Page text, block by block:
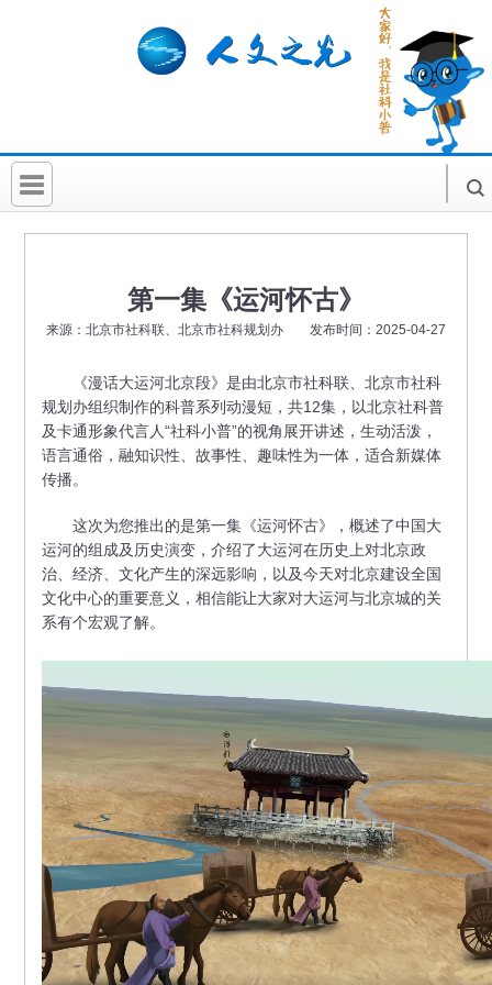
首 页
人文北京
社科讲堂
科普活动
第一集《运河怀古》
来源：北京市社科联、北京市社科规划办 发布时间：2025-04-27
《漫话大运河北京段》是由北京市社科联、北京市社科
规划办组织制作的科普系列动漫短，共12集，以北京社科普
及卡通形象代言人“社科小普”的视角展开讲述，生动活泼，
语言通俗，融知识性、故事性、趣味性为一体，适合新媒体
传播。
这次为您推出的是第一集《运河怀古》，概述了中国大
运河的组成及历史演变，介绍了大运河在历史上对北京政
治、经济、文化产生的深远影响，以及今天对北京建设全国
文化中心的重要意义，相信能让大家对大运河与北京城的关
系有个宏观了解。